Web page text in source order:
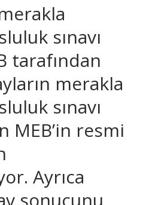
sınavı
tarafından
merakla
sınavı
MEB’in resmi
Ayrıca
sonucunu